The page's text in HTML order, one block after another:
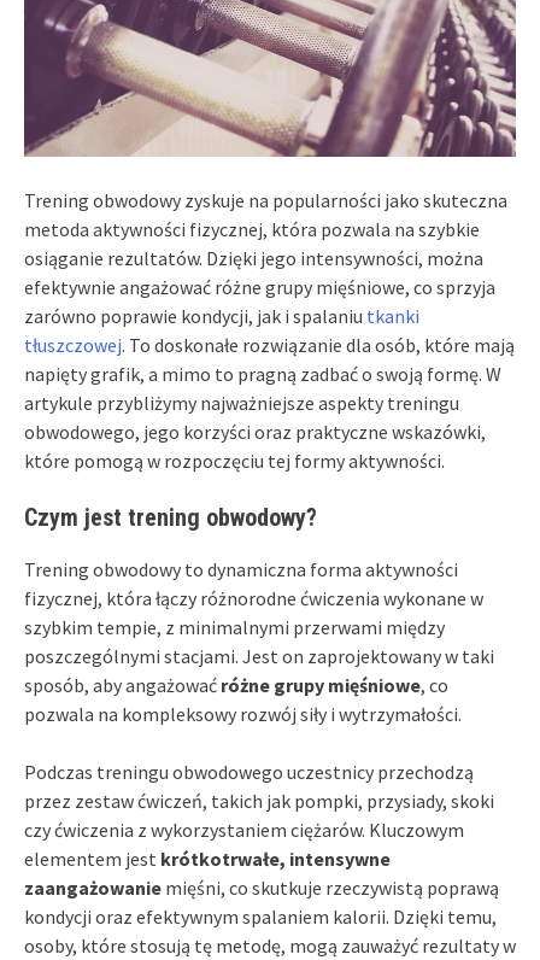
Trening obwodowy zyskuje na popularności jako skuteczna
metoda aktywności fizycznej, która pozwala na szybkie
osiąganie rezultatów. Dzięki jego intensywności, można
efektywnie angażować różne grupy mięśniowe, co sprzyja
zarówno poprawie kondycji, jak i spalaniu tkanki
tłuszczowej. To doskonałe rozwiązanie dla osób, które mają
napięty grafik, a mimo to pragną zadbać o swoją formę. W
artykule przybliżymy najważniejsze aspekty treningu
obwodowego, jego korzyści oraz praktyczne wskazówki,
które pomogą w rozpoczęciu tej formy aktywności.
Czym jest trening obwodowy?
Trening obwodowy to dynamiczna forma aktywności
fizycznej, która łączy różnorodne ćwiczenia wykonane w
szybkim tempie, z minimalnymi przerwami między
poszczególnymi stacjami. Jest on zaprojektowany w taki
sposób, aby angażować różne grupy mięśniowe, co
pozwala na kompleksowy rozwój siły i wytrzymałości.
Podczas treningu obwodowego uczestnicy przechodzą
przez zestaw ćwiczeń, takich jak pompki, przysiady, skoki
czy ćwiczenia z wykorzystaniem ciężarów. Kluczowym
elementem jest krótkotrwałe, intensywne
zaangażowanie mięśni, co skutkuje rzeczywistą poprawą
kondycji oraz efektywnym spalaniem kalorii. Dzięki temu,
osoby, które stosują tę metodę, mogą zauważyć rezultaty w